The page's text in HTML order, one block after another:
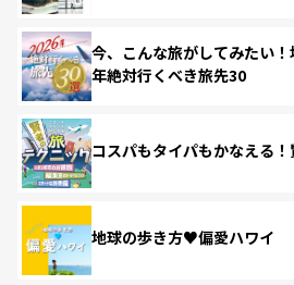
今、こんな旅がしてみたい
年絶対行くべき旅先30
コスパもタイパもかなえる
地球の歩き方♥偏愛ハワイ